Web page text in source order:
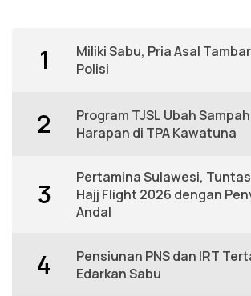
1
Miliki Sabu, Pria Asal
Polisi
2
Program TJSL Ubah
Harapan di TPA Kawatuna
3
Pertamina Sulawesi,
Hajj Flight 2026 dengan
Andal
4
Pensiunan PNS dan IRT
Edarkan Sabu